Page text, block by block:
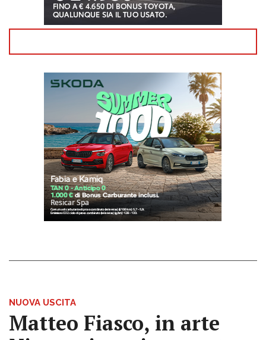
NUOVA USCITA
Matteo Fiasco, in arte